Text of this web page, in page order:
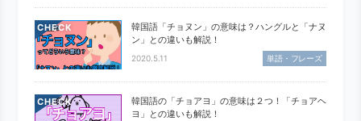
CHECK
韓国語「チョヌン」の意味は？ハングルと「ナヌ
ン」との違いも解説！
2020.5.11 単語・フレーズ
CHECK
韓国語の「チョアヨ」の意味は２つ！「チョアヘ
ヨ」との違いも解説！